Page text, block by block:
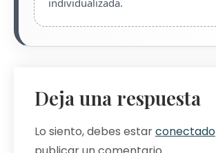
individualizada.
Deja una respuesta
Lo siento, debes estarconectado